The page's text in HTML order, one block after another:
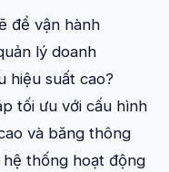
để vận hành
lý doanh
hiệu suất cao?
tối ưu với cấu hình
và băng thông
thống hoạt động